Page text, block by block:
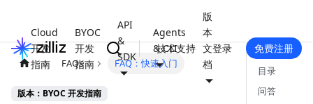
Cloud
开发
指南
BYOC
开发
指南
API
&
SDK
Agents
& CLI
版
本
文
档
技术支持 登录 免费注册
FAQs FAQ：快速入门
版本：BYOC 开发指南
目录
问答